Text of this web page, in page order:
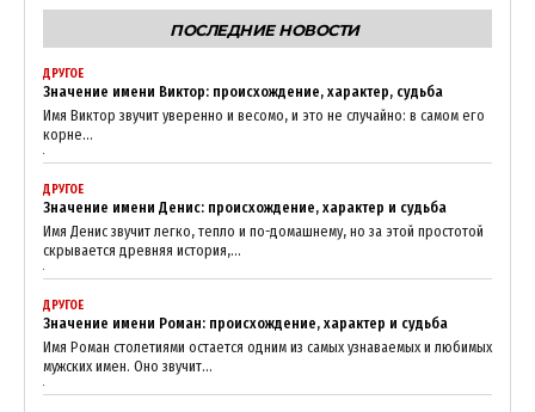
ПОСЛЕДНИЕ НОВОСТИ
ДРУГОЕ
Значение имени Виктор: происхождение, характер, судьба
Имя Виктор звучит уверенно и весомо, и это не случайно: в самом его
корне...
ДРУГОЕ
Значение имени Денис: происхождение, характер и судьба
Имя Денис звучит легко, тепло и по-домашнему, но за этой простотой
скрывается древняя история,...
ДРУГОЕ
Значение имени Роман: происхождение, характер и судьба
Имя Роман столетиями остается одним из самых узнаваемых и любимых
мужских имен. Оно звучит...